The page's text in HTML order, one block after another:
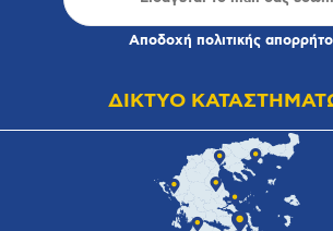
Αποδοχή πολιτικής
ΔΙΚΤΥΟ